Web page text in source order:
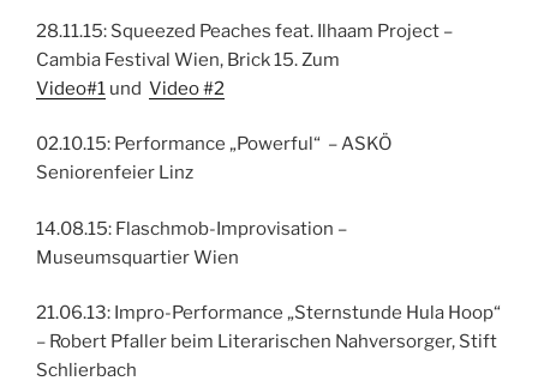
28.11.15: Squeezed Peaches feat. Ilhaam Project –
Cambia Festival Wien, Brick 15. Zum
Video#1 und Video #2
02.10.15: Performance „Powerful“ – ASKÖ
Seniorenfeier Linz
14.08.15: Flaschmob-Improvisation –
Museumsquartier Wien
21.06.13: Impro-Performance „Sternstunde Hula Hoop“
– Robert Pfaller beim Literarischen Nahversorger, Stift
Schlierbach